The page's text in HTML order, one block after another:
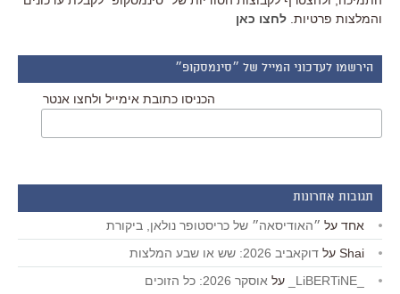
והמלצות פרטיות. לחצו כאן
הירשמו לעדכוני המייל של ״סינמסקופ״
הכניסו כתובת אימייל ולחצו אנטר
תגובות אחרונות
אחד על ״האודיסאה״ של כריסטופר נולאן, ביקורת
Shai על דוקאביב 2026: שש או שבע המלצות
על אוסקר 2026: כל הזוכים